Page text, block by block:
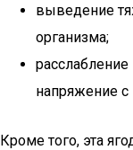
выведение
организма;
напряжение с
Кроме того, эта